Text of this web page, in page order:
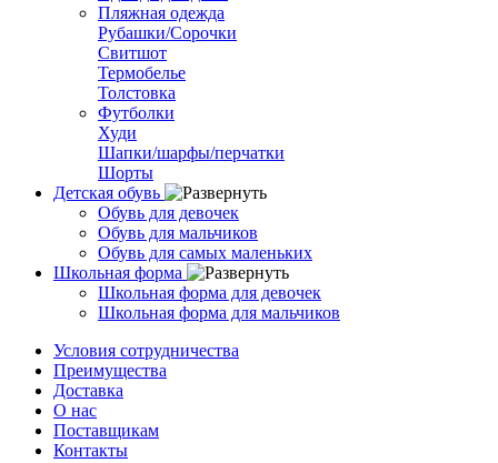
Пляжная одежда
Рубашки/Сорочки
Свитшот
Термобелье
Толстовка
Футболки
Худи
Шапки/шарфы/перчатки
Шорты
Детская обувь
Обувь для девочек
Обувь для мальчиков
Обувь для самых маленьких
Школьная форма
Школьная форма для девочек
Школьная форма для мальчиков
Условия сотрудничества
Преимущества
Доставка
О нас
Поставщикам
Контакты